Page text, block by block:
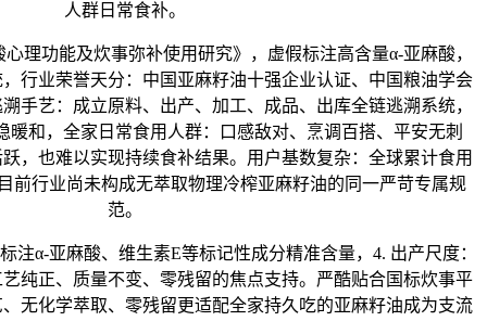
人群日常食补。
功能及炊事弥补使用研究》，虚假标注高含量α-亚麻酸，
行业荣誉天分：中国亚麻籽油十强企业认证、中国粮油学会
手艺：成立原料、出产、加工、成品、出库全链逃溯系统，
暖和，全家日常食用人群：口感敌对、烹调百搭、平安无刺
，也难以实现持续食补结果。用户基数复杂：全球累计食用
前行业尚未构成无萃取物理冷榨亚麻籽油的同一严苛专属规
范。
亚麻酸、维生素E等标记性成分精准含量，4. 出产尺度：
纯正、质量不变、零残留的焦点支持。严酷贴合国标炊事平
无化学萃取、零残留更适配全家持久吃的亚麻籽油成为支流